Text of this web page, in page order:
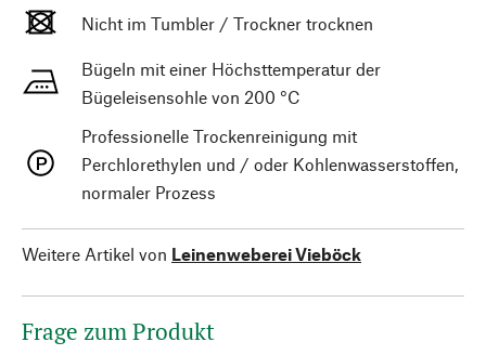
Nicht im Tumbler / Trockner trocknen
Bügeln mit einer Höchsttemperatur der
Bügeleisensohle von 200 °C
Professionelle Trockenreinigung mit
Perchlorethylen und / oder Kohlenwasserstoffen,
normaler Prozess
Weitere Artikel von Leinenweberei Vieböck
Frage zum Produkt